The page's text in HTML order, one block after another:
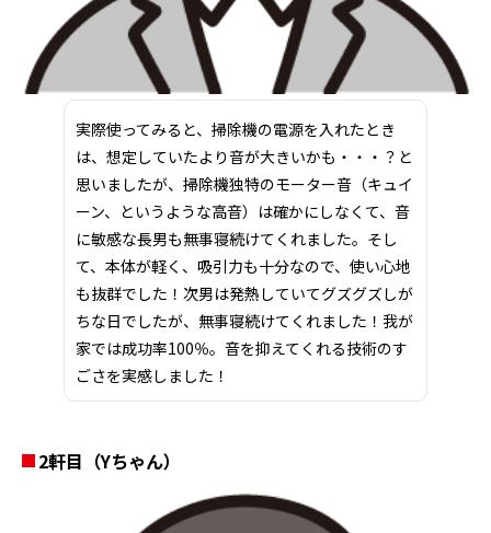
実際使ってみると、掃除機の電源を入れたとき
は、想定していたより音が大きいかも・・・？と
思いましたが、掃除機独特のモーター音（キュイ
ーン、というような高音）は確かにしなくて、音
に敏感な長男も無事寝続けてくれました。そし
て、本体が軽く、吸引力も十分なので、使い心地
も抜群でした！次男は発熱していてグズグズしが
ちな日でしたが、無事寝続けてくれました！我が
家では成功率100％。音を抑えてくれる技術のす
ごさを実感しました！
2軒目（Yちゃん）